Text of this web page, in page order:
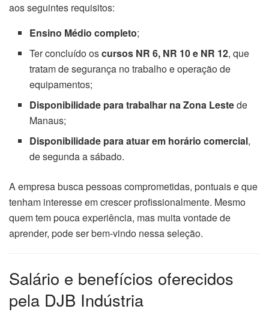
aos seguintes requisitos:
Ensino Médio completo;
Ter concluído oscursos NR 6, NR 10 e NR 12, que
tratam de segurança no trabalho e operação de
equipamentos;
Disponibilidade para trabalhar na Zona Lestede
Manaus;
Disponibilidade para atuar em horário comercial,
de segunda a sábado.
A empresa busca pessoas comprometidas, pontuais e que
tenham interesse em crescer profissionalmente. Mesmo
quem tem pouca experiência, mas muita vontade de
aprender, pode ser bem-vindo nessa seleção.
Salário e benefícios oferecidos
pela DJB Indústria